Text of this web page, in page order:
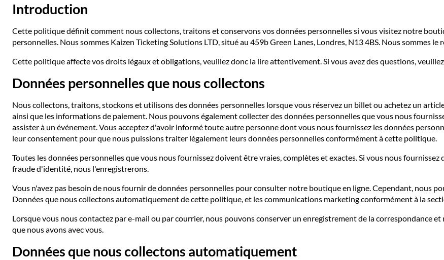
Introduction
Cette politique définit comment nous collectons, traitons et conservons vos données personnelles si vous visitez notre
personnelles. Nous sommes Kaizen Ticketing Solutions LTD, situé au 459b Green Lanes, Londres, N13 4BS. Nous sommes
Cette politique affecte vos droits légaux et obligations, veuillez donc la lire attentivement. Si vous avez des questions, veuillez
Données personnelles que nous collectons
Nous collectons, traitons, stockons et utilisons des données personnelles lorsque vous réservez un billet ou achetez un
ainsi que les informations de paiement. Nous pouvons également collecter des données personnelles que vous nous
assister à un événement. Vous acceptez d'avoir informé toute autre personne dont vous nous fournissez les données
leur consentement pour que nous puissions traiter légalement leurs données personnelles conformément à cette politique.
Toutes les données personnelles que vous nous fournissez doivent être vraies, complètes et exactes. Si vous nous
fraude d'identité, nous l'enregistrerons.
Vous n'avez pas besoin de nous fournir de données personnelles pour consulter notre boutique en ligne. Cependant, nous
Données que nous collectons automatiquement de cette politique, et les communications marketing conformément à la
Lorsque vous nous contactez par e-mail ou par courrier, nous pouvons conserver un enregistrement de la correspondance
que nous avons avec vous.
Données que nous collectons automatiquement